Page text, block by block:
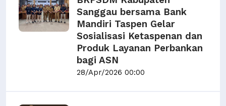
Sanggau bersama Bank
Mandiri Taspen Gelar
Sosialisasi Ketaspenan dan
Produk Layanan Perbankan
bagi ASN
28/Apr/2026 00:00